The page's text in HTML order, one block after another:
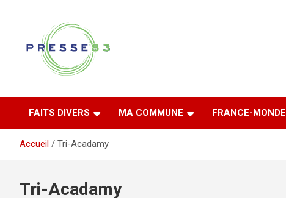
Presse 83
FAITS DIVERS MA COMMUNE FRANCE-MONDE
Accueil Tri-Acadamy
Tri-Acadamy